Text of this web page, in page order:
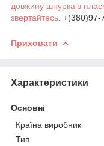
довжину шнурка з
звертайтесь .
Приховати
Характеристики
Основні
Країна виробник
Тип